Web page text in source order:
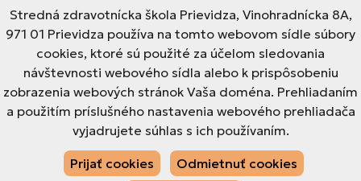
Stredná zdravotnícka škola Prievidza, Vinohradnícka 8A,
971 01 Prievidza používa na tomto webovom sídle súbory
cookies, ktoré sú použité za účelom sledovania
návštevnosti webového sídla alebo k prispôsobeniu
zobrazenia webových stránok Vaša doména. Prehliadaním
a použitím príslušného nastavenia webového prehliadača
vyjadrujete súhlas s ich používaním.
Prijať cookies
Odmietnuť cookies